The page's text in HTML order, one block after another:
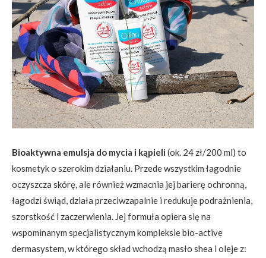
Bioaktywna emulsja do mycia i kąpieli (ok. 24 zł/200 ml) to
kosmetyk o szerokim działaniu. Przede wszystkim łagodnie
oczyszcza skórę, ale również wzmacnia jej barierę ochronną,
łagodzi świąd, działa przeciwzapalnie i redukuje podrażnienia,
szorstkość i zaczerwienia. Jej formuła opiera się na
wspominanym specjalistycznym kompleksie bio-active
dermasystem, w którego skład wchodzą masło shea i oleje z: